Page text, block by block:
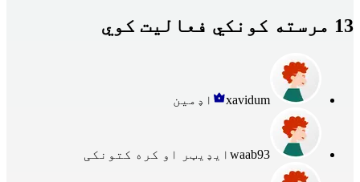
13 مرسته کونکي فعالیت کوي
xavidum اډمین
waab93 ایډیټر او کره کتونکی